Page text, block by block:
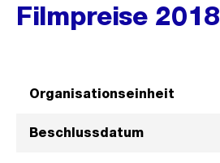
Filmpreise 2018
Organisationseinheit
Beschlussdatum